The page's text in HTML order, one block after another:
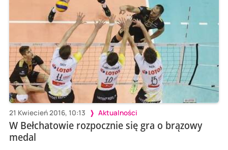
21 Kwiecień 2016, 10:13 Aktualności
W Bełchatowie rozpocznie się gra o brązowy
medal